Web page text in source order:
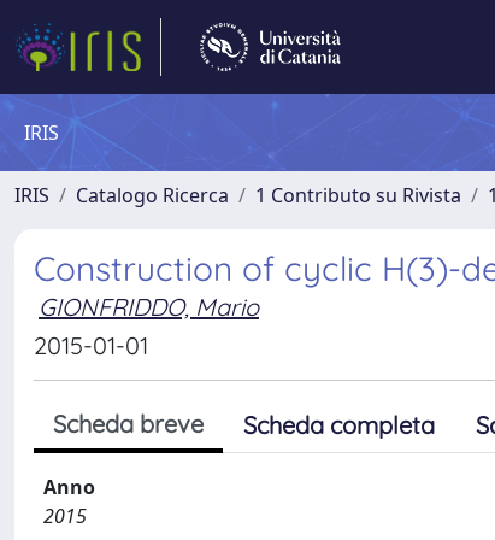
IRIS
IRIS Catalogo Ricerca 1 Contributo su Rivista
Construction of cyclic H(3)-
GIONFRIDDO, Mario
2015-01-01
Scheda breve Scheda completa
Anno
2015